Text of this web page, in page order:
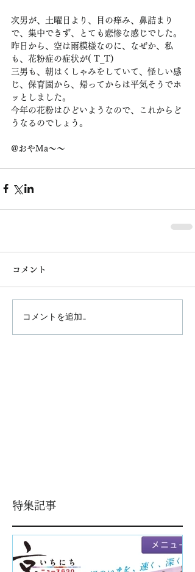
次男が、土曜日より、目の痒み、鼻詰まり
で、集中できず、とても悲惨な感じでした。
昨日から、空は雨模様なのに、なぜか、私
も、花粉症の症状が( T_T)
三男も、朝はくしゃみをしていて、怪しい感
じ、保育園から、帰ってからは平気そうでホ
ッとしました。
今年の花粉はひどいようなので、これからど
うなるのでしょう。
@おやMa〜〜
コメント
コメントを追加…
特集記事